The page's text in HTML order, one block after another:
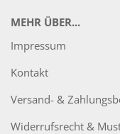
MEHR ÜBER...
Impressum
Kontakt
Versand- &
Widerrufsrecht &